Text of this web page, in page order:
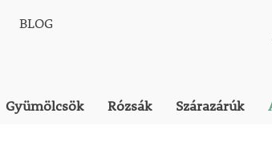
BLOG
Gyümölcsök Rózsák Szárazárúk